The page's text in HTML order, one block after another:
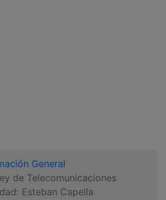
General
de Telecomunicaciones
Esteban Capella